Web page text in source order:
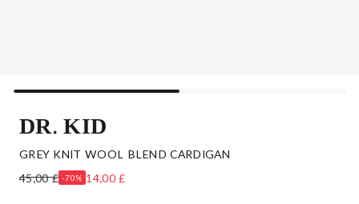
DR. KID
GREY KNIT WOOL BLEND CARDIGAN
45,00 £ -70% 14,00 £